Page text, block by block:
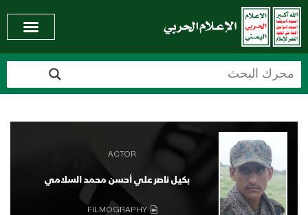
ACTOR
بكيل ناصر علي أحسن محمد السلامي
FILMOGRAPHY